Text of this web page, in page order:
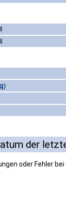
)
der
oder Fehler